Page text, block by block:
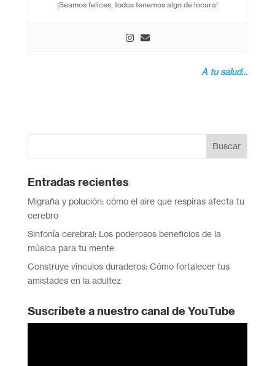
¡Seamos felices, todos tenemos algo de locura!
A tu salud…
Entradas recientes
Migraña y polución: cómo el aire que respiras afecta tu
cerebro
Sinfonía cerebral: Los poderosos beneficios de la
música para tu mente
Construye vínculos duraderos: Cómo fortalecer tus
amistades en la adultez
Suscríbete a nuestro canal de YouTube